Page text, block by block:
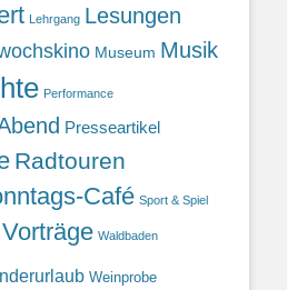
Lehrgang Lesungen
Museum Musik
Performance
Presseartikel
Radtouren
Café Sport & Spiel
Vorträge Waldbaden
Weinprobe